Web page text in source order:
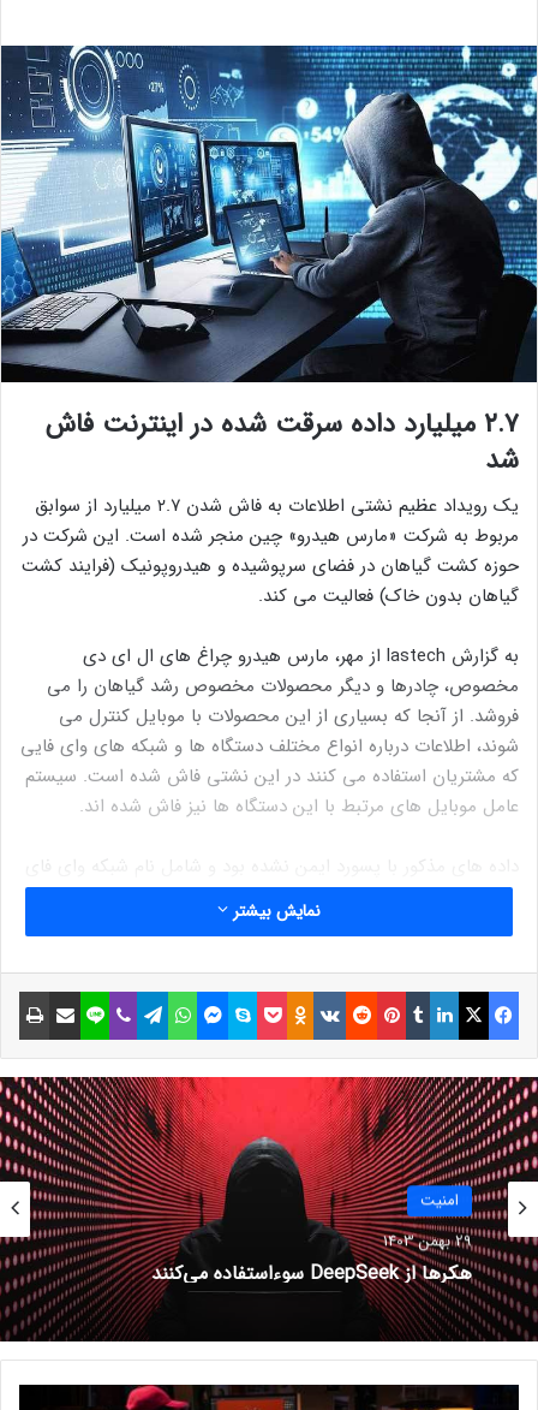
۲.۷ میلیارد داده سرقت شده در اینترنت فاش
شد
یک رویداد عظیم نشتی اطلاعات به فاش شدن ۲.۷ میلیارد از سوابق
مربوط به شرکت «مارس هیدرو» چین منجر شده است. این شرکت در
حوزه کشت گیاهان در فضای سرپوشیده و هیدروپونیک (فرایند کشت
گیاهان بدون خاک) فعالیت می کند.
به گزارش lastech از مهر، مارس هیدرو چراغ های ال ای دی
مخصوص، چادرها و دیگر محصولات مخصوص رشد گیاهان را می
فروشد. از آنجا که بسیاری از این محصولات با موبایل کنترل می
شوند، اطلاعات درباره انواع مختلف دستگاه ها و شبکه های وای فایی
که مشتریان استفاده می کنند در این نشتی فاش شده است. سیستم
عامل موبایل های مرتبط با این دستگاه ها نیز فاش شده اند.
داده های مذکور با پسورد ایمن نشده بود و شامل نام شبکه وای فای
SSID، پسوردها، IP آدرس، شماره های دستگاه و آدرس های ایمیل
است. طبق یک گزارش تهدیدهای احتمالی ناشی از این نشتی شامل
داده ها و موارد دیگر می شود.
هنوز کاملا مشخص نیست آیا مخزن داده ها مربوط به این نشتی به
شرکت هیدرومارس و LG-LED SOLUTIONS تعلق داشته و مدیریت
می شده یا یک پیمانکار طرف ثالث داده ها را مدیریت کرده است.
باید اشاره کرد طراحی های مارس هیدرو و تولید محصولات آن در
ایالت شنژل چین انجام می شود. اما این شرکت انبارهایی در انگلیس
و آمریکا نیز دارد.
حتما بخوانید :
مدیرعامل آنتروپیک: DeepSeek در آزمایش
ایمنی داده‌های سلاح‌های زیستی بدترین عملکرد را داشت
نوشته های مشابه
نمایش بیشتر
فیسبوک ایکس لینکداین تامبلر پینتریست Reddit
VKontakte
Odnoklassniki پاکت اسکایپ مسنجر واتس آپ تلگرام وایبر لاین اشتراک گذاری با ایمیل
امنيت
29 بهمن 1403
هکرها از DeepSeek سوءاستفاده می‌کنند